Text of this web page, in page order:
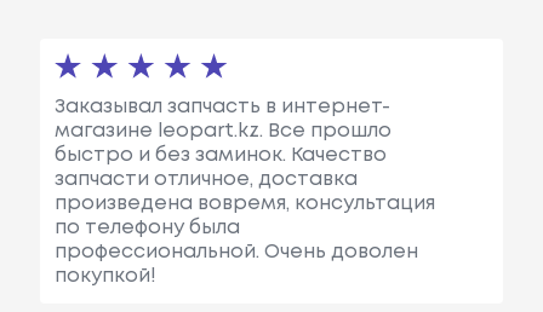
Заказывал запчасть в интернет-
магазине leopart.kz. Все прошло
быстро и без заминок. Качество
запчасти отличное, доставка
произведена вовремя, консультация
по телефону была
профессиональной. Очень доволен
покупкой!